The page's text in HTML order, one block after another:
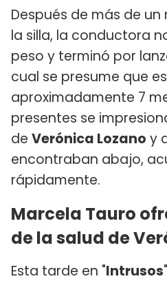
Después de más de
la silla, la conductora
peso y terminó por
cual se presume que
aproximadamente 7
presentes se
de Verónica Lozano y
encontraban abajo,
rápidamente.
Marcela Tauro
de la salud de
Esta tarde en "Intrusos